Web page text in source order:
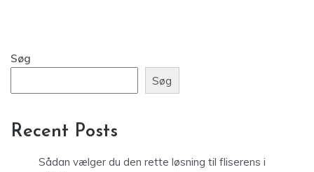
Søg
Søg
Recent Posts
Sådan vælger du den rette løsning til fliserens i